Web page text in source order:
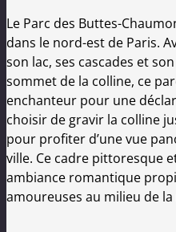
Le Parc des Buttes-
dans le nord-est de Paris.
son lac, ses cascades et
sommet de la colline, ce
enchanteur pour une
choisir de gravir la colline
pour profiter d’une vue
ville. Ce cadre pittoresque
ambiance romantique
amoureuses au milieu de